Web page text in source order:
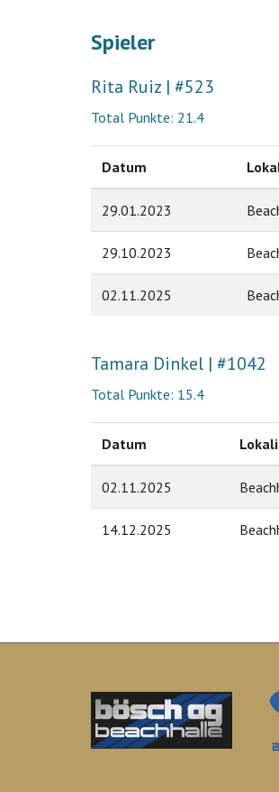
Spieler
Rita Ruiz | #523
Total Punkte: 21.4
Datum
29.01.2023
29.10.2023
02.11.2025
Tamara Dinkel | #1042
Total Punkte: 15.4
Datum
02.11.2025
14.12.2025